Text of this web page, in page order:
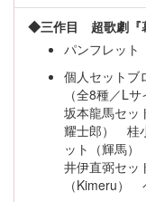
◆三作目 超歌劇『
パンフレット
個人セットブ
（全8種／L
坂本龍馬セ
耀士郎） 桂
ット（輝馬）
井伊直弼セ
（Kimeru）